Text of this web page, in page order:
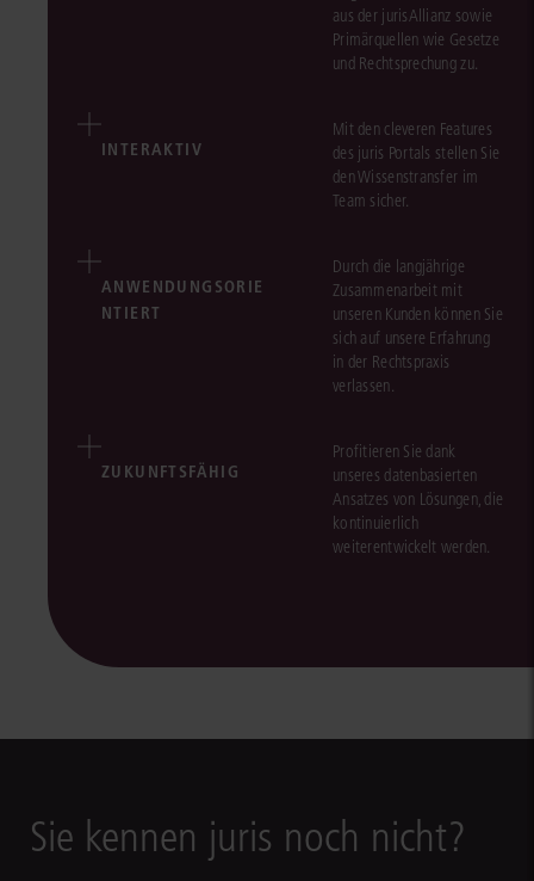
aus der jurisAllianz sowie
Primärquellen wie Gesetze
und Rechtsprechung zu.
INTERAKTIV
Mit den cleveren Features
des juris Portals stellen Sie
den Wissenstransfer im
Team sicher.
ANWENDUNGSORIE
NTIERT
Durch die langjährige
Zusammenarbeit mit
unseren Kunden können Sie
sich auf unsere Erfahrung
in der Rechtspraxis
verlassen.
ZUKUNFTSFÄHIG
Profitieren Sie dank
unseres datenbasierten
Ansatzes von Lösungen, die
kontinuierlich
weiterentwickelt werden.
Sie kennen juris noch nicht?